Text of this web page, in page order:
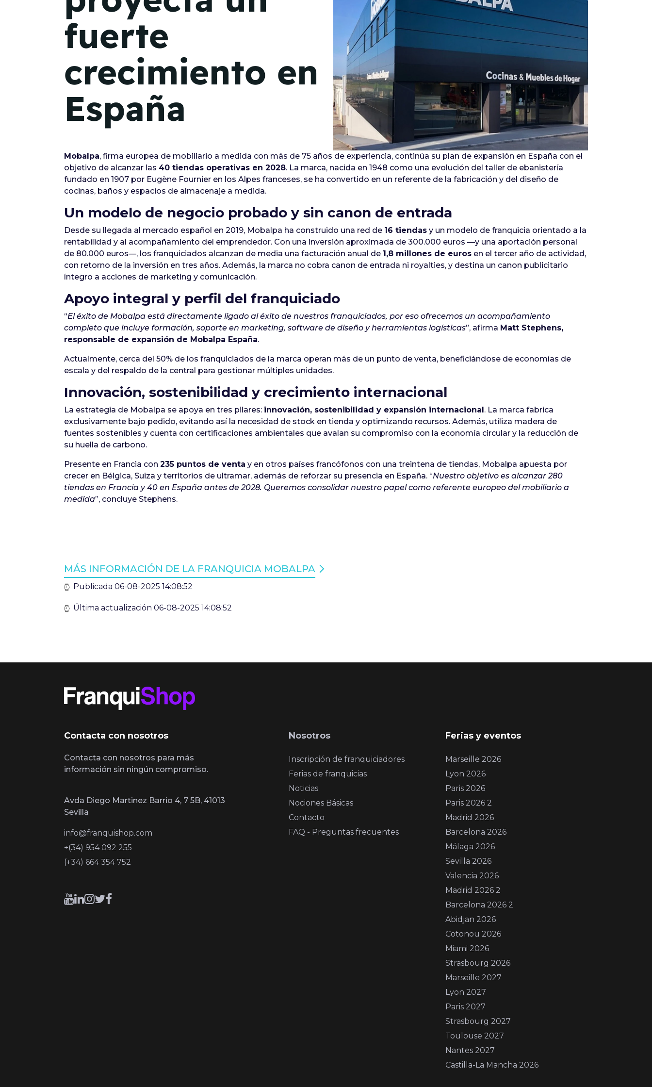
Madrid 2026 2 -08
Castilla-La Mancha
22 de octubre
Barcelona 2026 2 -
05 de noviembre
VER MÁS
fuerte
crecimiento en
España
Mobalpa, firma europea de mobiliario a medida con más de 75 años de experiencia, continúa su plan de expansión en España con el
objetivo de alcanzar las 40 tiendas operativas en 2028. La marca, nacida en 1948 como una evolución del taller de ebanistería
fundado en 1907 por Eugène Fournier en los Alpes franceses, se ha convertido en un referente de la fabricación y del diseño de
cocinas, baños y espacios de almacenaje a medida.
Un modelo de negocio probado y sin canon de entrada
Desde su llegada al mercado español en 2019, Mobalpa ha construido una red de 16 tiendas y un modelo de franquicia orientado a la
rentabilidad y al acompañamiento del emprendedor. Con una inversión aproximada de 300.000 euros —y una aportación personal
de 80.000 euros—, los franquiciados alcanzan de media una facturación anual de 1,8 millones de euros en el tercer año de actividad,
con retorno de la inversión en tres años. Además, la marca no cobra canon de entrada ni royalties, y destina un canon publicitario
íntegro a acciones de marketing y comunicación.
Apoyo integral y perfil del franquiciado
“El éxito de Mobalpa está directamente ligado al éxito de nuestros franquiciados, por eso ofrecemos un acompañamiento
completo que incluye formación, soporte en marketing, software de diseño y herramientas logísticas”, afirma Matt Stephens,
responsable de expansión de Mobalpa España.
Actualmente, cerca del 50% de los franquiciados de la marca operan más de un punto de venta, beneficiándose de economías de
escala y del respaldo de la central para gestionar múltiples unidades.
Innovación, sostenibilidad y crecimiento internacional
La estrategia de Mobalpa se apoya en tres pilares: innovación, sostenibilidad y expansión internacional. La marca fabrica
exclusivamente bajo pedido, evitando así la necesidad de stock en tienda y optimizando recursos. Además, utiliza madera de
fuentes sostenibles y cuenta con certificaciones ambientales que avalan su compromiso con la economía circular y la reducción de
su huella de carbono.
Presente en Francia con 235 puntos de venta y en otros países francófonos con una treintena de tiendas, Mobalpa apuesta por
crecer en Bélgica, Suiza y territorios de ultramar, además de reforzar su presencia en España. “Nuestro objetivo es alcanzar 280
tiendas en Francia y 40 en España antes de 2028. Queremos consolidar nuestro papel como referente europeo del mobiliario a
medida”, concluye Stephens.
MÁS INFORMACIÓN DE LA FRANQUICIA MOBALPA
Publicada 06-08-2025 14:08:52
Última actualización 06-08-2025 14:08:52
Contacta con nosotros
Contacta con nosotros para más
información sin ningún compromiso.
Avda Diego Martinez Barrio 4, 7 5B, 41013
Sevilla
info@franquishop.com
+(34) 954 092 255
(+34) 664 354 752
Nosotros
Inscripción de franquiciadores
Ferias de franquicias
Noticias
Nociones Básicas
Contacto
FAQ - Preguntas frecuentes
Ferias y eventos
Marseille 2026
Lyon 2026
Paris 2026
Paris 2026 2
Madrid 2026
Barcelona 2026
Málaga 2026
Sevilla 2026
Valencia 2026
Madrid 2026 2
Barcelona 2026 2
Abidjan 2026
Cotonou 2026
Miami 2026
Strasbourg 2026
Marseille 2027
Lyon 2027
Paris 2027
Strasbourg 2027
Toulouse 2027
Nantes 2027
Castilla-La Mancha 2026